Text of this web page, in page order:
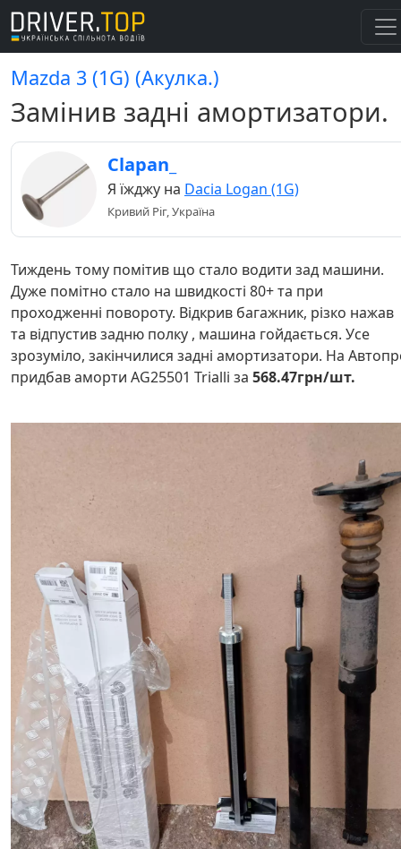
Mazda 3 (1G) (Акулка.)
Замінив задні амортизатори.
Clapan_
Я їжджу на Dacia Logan (1G)
Кривий Ріг, Україна
Тиждень тому помітив що стало водити зад машини.
Дуже помітно стало на швидкості 80+ та при
проходженні повороту. Відкрив багажник, різко нажав
та відпустив задню полку , машина гойдається. Усе
зрозуміло, закінчилися задні амортизатори. На
придбав аморти AG25501 Trialli за 568.47грн/шт.